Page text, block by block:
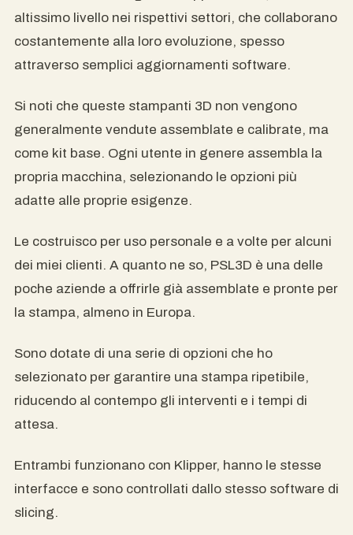
altissimo livello nei rispettivi settori, che collaborano
costantemente alla loro evoluzione, spesso
attraverso semplici aggiornamenti software.
Si noti che queste stampanti 3D non vengono
generalmente vendute assemblate e calibrate, ma
come kit base. Ogni utente in genere assembla la
propria macchina, selezionando le opzioni più
adatte alle proprie esigenze.
Le costruisco per uso personale e a volte per alcuni
dei miei clienti. A quanto ne so, PSL3D è una delle
poche aziende a offrirle già assemblate e pronte per
la stampa, almeno in Europa.
Sono dotate di una serie di opzioni che ho
selezionato per garantire una stampa ripetibile,
riducendo al contempo gli interventi e i tempi di
attesa.
Entrambi funzionano con Klipper, hanno le stesse
interfacce e sono controllati dallo stesso software di
slicing.